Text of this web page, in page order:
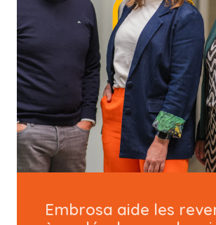
Embrosa aide les